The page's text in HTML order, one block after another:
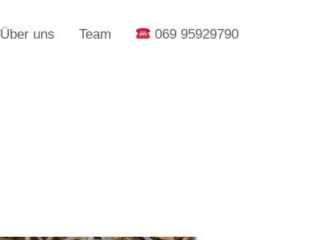
Über uns Team 069 95929790